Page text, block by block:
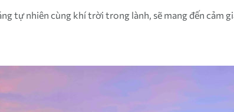
tự nhiên cùng khí trời trong lành, sẽ mang đến cảm